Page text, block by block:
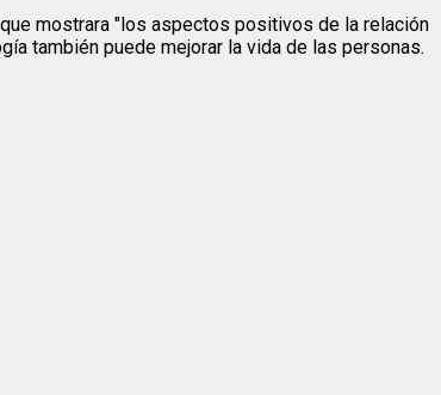
mostrara "los aspectos positivos de la relación
también puede mejorar la vida de las personas.